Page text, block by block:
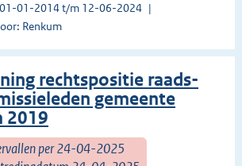
01-01-2014 t/m 12-06-2024
Renkum
rechtspositie raads-
gemeente
2019
per 24-04-2025